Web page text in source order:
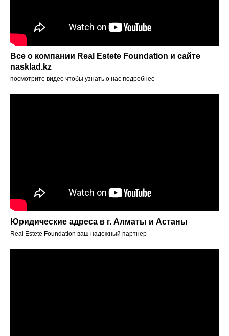
Все о компании Real Estete Foundation и сайте
nasklad.kz
посмотрите видео чтобы узнать о нас подробнее
Юридические адреса в г. Алматы и Астаны
Real Estete Foundation ваш надежный партнер